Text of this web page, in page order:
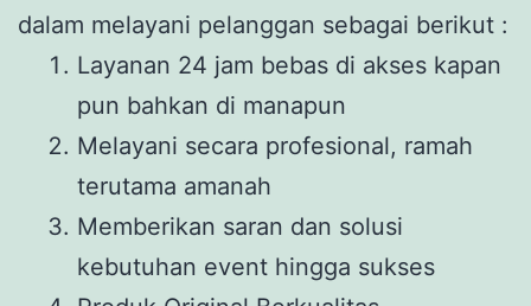
dalam melayani pelanggan sebagai berikut :
Layanan 24 jam bebas di akses kapan
pun bahkan di manapun
Melayani secara profesional, ramah
terutama amanah
Memberikan saran dan solusi
kebutuhan event hingga sukses